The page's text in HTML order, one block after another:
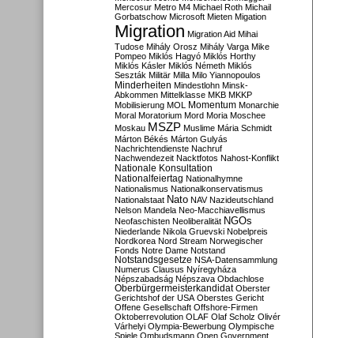
Mercosur Metro M4 Michael Roth Michail
Gorbatschow Microsoft Mieten Migation
Migration Migration Aid Mihai
Tudose Mihály Orosz Mihály Varga Mike
Pompeo Miklós Hagyó Miklós Horthy
Miklós Kásler Miklós Németh Miklós
Seszták Militär Milla Milo Yiannopoulos
Minderheiten Mindestlohn Minsk-
Abkommen Mittelklasse MKB MKKP
Mobilisierung MOL Momentum Monarchie
Moral Moratorium Mord Moria Moschee
Moskau MSZP Muslime Mária Schmidt
Márton Békés Márton Gulyás
Nachrichtendienste Nachruf
Nachwendezeit Nacktfotos Nahost-Konflikt
Nationale Konsultation
Nationalfeiertag Nationalhymne
Nationalismus Nationalkonservatismus
Nationalstaat Nato NAV Nazideutschland
Nelson Mandela Neo-Macchiavellismus
Neofaschisten Neoliberalität NGOs
Niederlande Nikola Gruevski Nobelpreis
Nordkorea Nord Stream Norwegischer
Fonds Notre Dame Notstand
Notstandsgesetze NSA-Datensammlung
Numerus Clausus Nyíregyháza
Népszabadság Népszava Obdachlose
Oberbürgermeisterkandidat Oberster
Gerichtshof der USA Oberstes Gericht
Offene Gesellschaft Offshore-Firmen
Oktoberrevolution OLAF Olaf Scholz Olivér
Várhelyi Olympia-Bewerbung Olympische
Spiele Ombudsmann Open Government